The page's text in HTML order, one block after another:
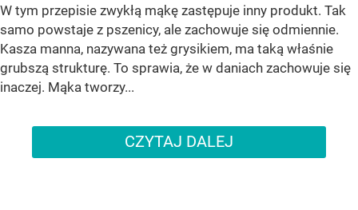
W tym przepisie zwykłą mąkę zastępuje inny produkt. Tak
samo powstaje z pszenicy, ale zachowuje się odmiennie.
Kasza manna, nazywana też grysikiem, ma taką właśnie
grubszą strukturę. To sprawia, że w daniach zachowuje się
inaczej. Mąka tworzy...
CZYTAJ DALEJ